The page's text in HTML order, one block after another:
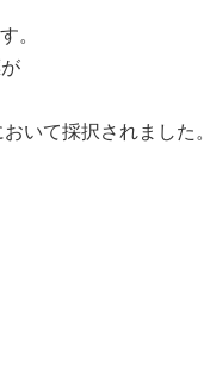
。
いて採択されました。